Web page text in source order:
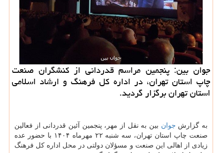
جوان بین: پنجمین مراسم قدردانی از کنشگران صنعت
چاپ استان تهران، در اداره کل فرهنگ و ارشاد اسلامی
استان تهران برگزار گردید.
به گزارش جوان بین به نقل از مهر، پنجمین آئین قدردانی از فعالین
صنعت چاپ استان تهران، سه شنبه ۲۲ مهرماه ۱۴۰۴ با حضور عده
زیادی از اهالی این صنعت و مسؤلان دولتی در محل اداره کل فرهنگ